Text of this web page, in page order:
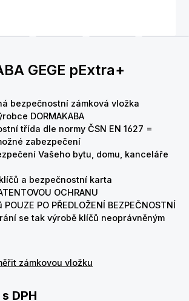
GEGE pExtra+
bezpečnostní zámková vložka
DORMAKABA
třída dle normy ČSN EN 1627 =
zabezpečení
Vašeho bytu, domu, kanceláře
a bezpečnostní karta
OCHRANU
PO PŘEDLOŽENÍ BEZPEČNOSTNÍ
se tak výrobě klíčů neoprávněným
zámkovou vložku
s DPH